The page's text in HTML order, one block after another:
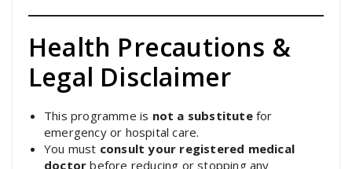
Health Precautions &
Legal Disclaimer
This programme is not a substitutefor
emergency or hospital care.
You must consult your registered medical
doctor before reducing or stopping any